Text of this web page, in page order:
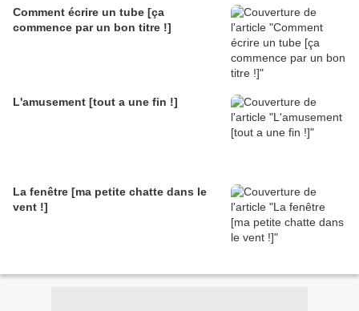
Comment écrire un tube [ça
commence par un bon titre !]
L'amusement [tout a une fin !]
La fenêtre [ma petite chatte dans le
vent !]